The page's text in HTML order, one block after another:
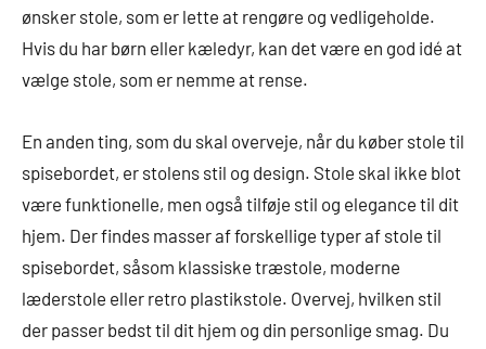
ønsker stole, som er lette at rengøre og vedligeholde.
Hvis du har børn eller kæledyr, kan det være en god idé at
vælge stole, som er nemme at rense.
En anden ting, som du skal overveje, når du køber stole til
spisebordet, er stolens stil og design. Stole skal ikke blot
være funktionelle, men også tilføje stil og elegance til dit
hjem. Der findes masser af forskellige typer af stole til
spisebordet, såsom klassiske træstole, moderne
læderstole eller retro plastikstole. Overvej, hvilken stil
der passer bedst til dit hjem og din personlige smag. Du